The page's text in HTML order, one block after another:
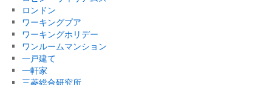
ロンドン
ワーキングプア
ワーキングホリデー
ワンルームマンション
一戸建て
一軒家
三菱総合研究所